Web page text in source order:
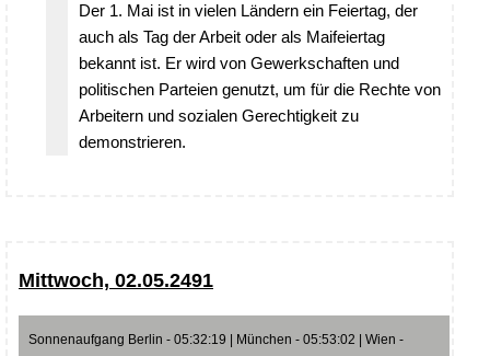
Der 1. Mai ist in vielen Ländern ein Feiertag, der
auch als Tag der Arbeit oder als Maifeiertag
bekannt ist. Er wird von Gewerkschaften und
politischen Parteien genutzt, um für die Rechte von
Arbeitern und sozialen Gerechtigkeit zu
demonstrieren.
Mittwoch, 02.05.2491
Sonnenaufgang Berlin - 05:32:19 | München - 05:53:02 | Wien -